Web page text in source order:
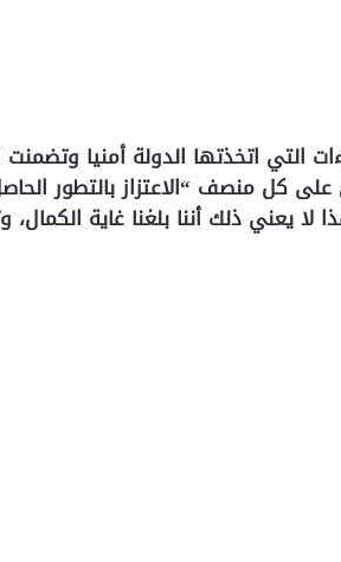
على كل منصف “الاعتزاز بالتطور
لا يعني ذلك أننا بلغنا غاية